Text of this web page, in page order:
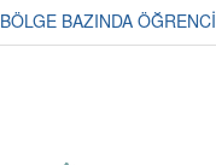
BÖLGE BAZINDA